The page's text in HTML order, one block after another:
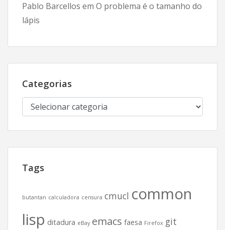
Pablo Barcellos em O problema é o tamanho do
lápis
Categorias
Categorias
Tags
butantan calculadora censura cmucl common
lisp ditadura eBay emacs faesa Firefox git